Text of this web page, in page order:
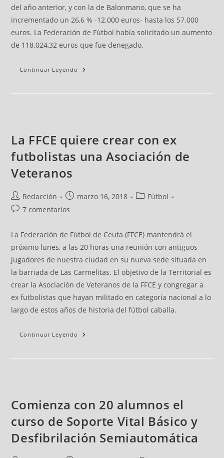
del año anterior, y con la de Balonmano, que se ha
incrementado un 26,6 % -12.000 euros- hasta los 57.000
euros. La Federación de Fútbol había solicitado un aumento
de 118.024,32 euros que fue denegado.
Continuar Leyendo
La FFCE quiere crear con ex
futbolistas una Asociación de
Veteranos
Redacción marzo 16, 2018
Fútbol
7 comentarios
La Federación de Fútbol de Ceuta (FFCE) mantendrá el
próximo lunes, a las 20 horas una reunión con antiguos
jugadores de nuestra ciudad en su nueva sede situada en
la barriada de Las Carmelitas. El objetivo de la Territorial es
crear la Asociación de Veteranos de la FFCE y congregar a
ex futbolistas que hayan militado en categoría nacional a lo
largo de estos años de historia del fútbol caballa.
Continuar Leyendo
Comienza con 20 alumnos el
curso de Soporte Vital Básico y
Desfibrilación Semiautomática